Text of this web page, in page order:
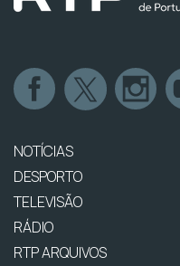
NOTÍCIAS
DESPORTO
TELEVISÃO
RÁDIO
RTP ARQUIVOS